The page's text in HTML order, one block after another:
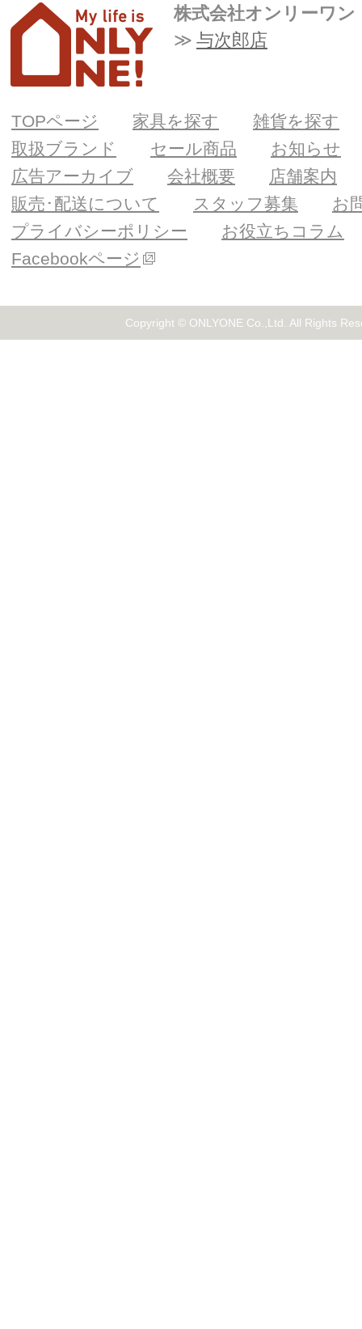
株式会社オンリーワン
与次郎店
TOPページ 家具を探す
雑貨を探す
取扱ブランド
セール商品
お知らせ
広告アーカイブ
会社概要
店舗案内
販売･配送について
スタッフ募集
お
プライバシーポリシー
お役立ちコラム
Facebookページ
Copyright © ONLYONE Co.,Ltd. All Rights